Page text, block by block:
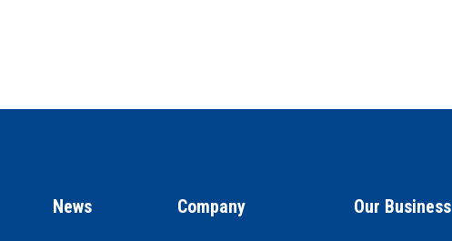
News Company Our Business